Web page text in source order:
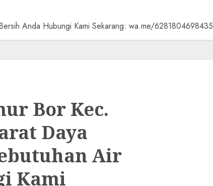
Anda Hubungi Kami Sekarang: wa.me/6281804698435
Bor Kec.
Daya
Air
Kami